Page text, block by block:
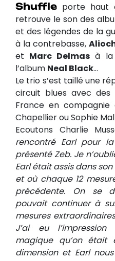
Shuffle porte haut
retrouve le son des
et des légendes de la
à la contrebasse,
et Marc Delmas à la
l’album Neal Black…
Le trio s’est taillé une
circuit blues avec
France en compagnie
Chapellier ou Sophie
Ecoutons Charlie
rencontré Earl pour
présenté Zeb. Je
Earl était assis dans
et où chaque 12
précédente. On se
pouvait continuer à
mesures
J’ai eu
magique qu’on était
dimension et Earl